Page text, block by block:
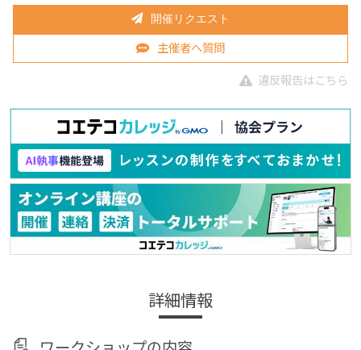
開催リクエスト
主催者へ質問
違反報告はこちら
詳細情報